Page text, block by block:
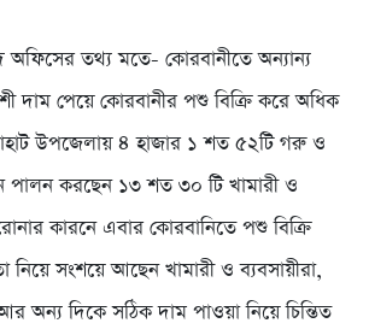
অফিসের তথ্য মতে- কোরবানীতে অন্যান্য
দাম পেয়ে কোরবানীর পশু বিক্রি করে অধিক
উপজেলায় ৪ হাজার ১ শত ৫২টি গরু ও
করছেন ১৩ শত ৩০ টি খামারী ও
কারনে এবার কোরবানিতে পশু বিক্রি
নিয়ে সংশয়ে আছেন খামারী ও ব্যবসায়ীরা,
অন্য দিকে সঠিক দাম পাওয়া নিয়ে চিন্তিত